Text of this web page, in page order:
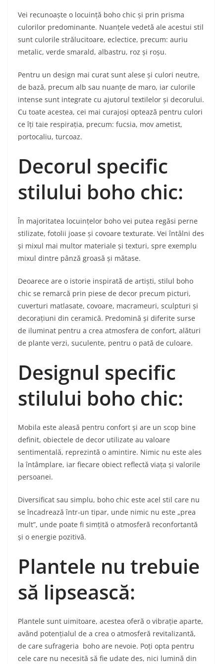
Vei recunoaște o locuință boho chic și prin prisma
culorilor predominante. Nuanțele vedetă ale acestui stil
sunt culorile strălucitoare, eclectice, precum: auriu
metalic, verde smarald, albastru, roz și roșu.
Pentru un design mai curat sunt alese și culori neutre,
de bază, precum alb sau nuanțe de maro, iar culorile
intense sunt integrate cu ajutorul textilelor și decorului.
Cu toate acestea, cei mai curajoși optează pentru culori
ce îți taie respirația, precum: fucsia, mov ametist,
portocaliu, turcoaz.
Decorul specific
stilului boho chic:
În majoritatea locuințelor boho vei putea regăsi perne
stilizate, fotolii joase și covoare texturate. Vei întâlni des
și mixul mai multor materiale și texturi, spre exemplu
mixul dintre pânză groasă și mătase.
Deoarece are o istorie inspirată de artiști, stilul boho
chic se remarcă prin piese de decor precum picturi,
cuverturi matlasate, covoare, macrameuri, sculpturi și
decorațiuni din ceramică. Predomină și diferite surse
de iluminat pentru a crea atmosfera de confort, alături
de plante verzi, suculente, pentru o pată de culoare.
Designul specific
stilului boho chic:
Mobila este aleasă pentru confort și are un scop bine
definit, obiectele de decor utilizate au valoare
sentimentală, reprezintă o amintire. Nimic nu este ales
la întâmplare, iar fiecare obiect reflectă viața și valorile
persoanei.
Diversificat sau simplu, boho chic este acel stil care nu
se încadrează într-un tipar, unde nimic nu este „prea
mult”, unde poate fi simțită o atmosferă reconfortantă
și o energie pozitivă.
Plantele nu trebuie
să lipsească:
Plantele sunt uimitoare, acestea oferă o vibrație aparte,
având potențialul de a crea o atmosferă revitalizantă,
de care sufrageria boho are nevoie. Poți opta pentru
cele care nu necesită să fie udate des, nici lumină din